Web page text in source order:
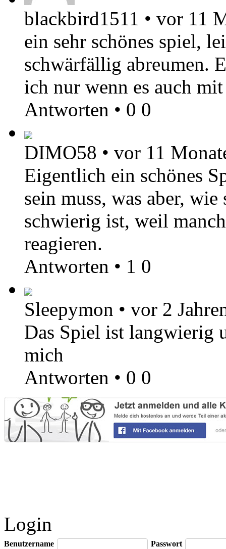
blackbird1511 • vor 11
ein sehr schönes spiel,
schwärfällig abreumen.
ich nur wenn es auch
Antworten • 0 0
DIMO58 • vor 11
Eigentlich ein schönes
sein muss, was aber,
schwierig ist, weil
reagieren.
Antworten • 1 0
Sleepymon • vor 2
Das Spiel ist langwierig
mich
Antworten • 0 0
Login
Benutzername Passwort